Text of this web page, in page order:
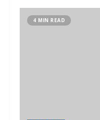
4 MIN READ